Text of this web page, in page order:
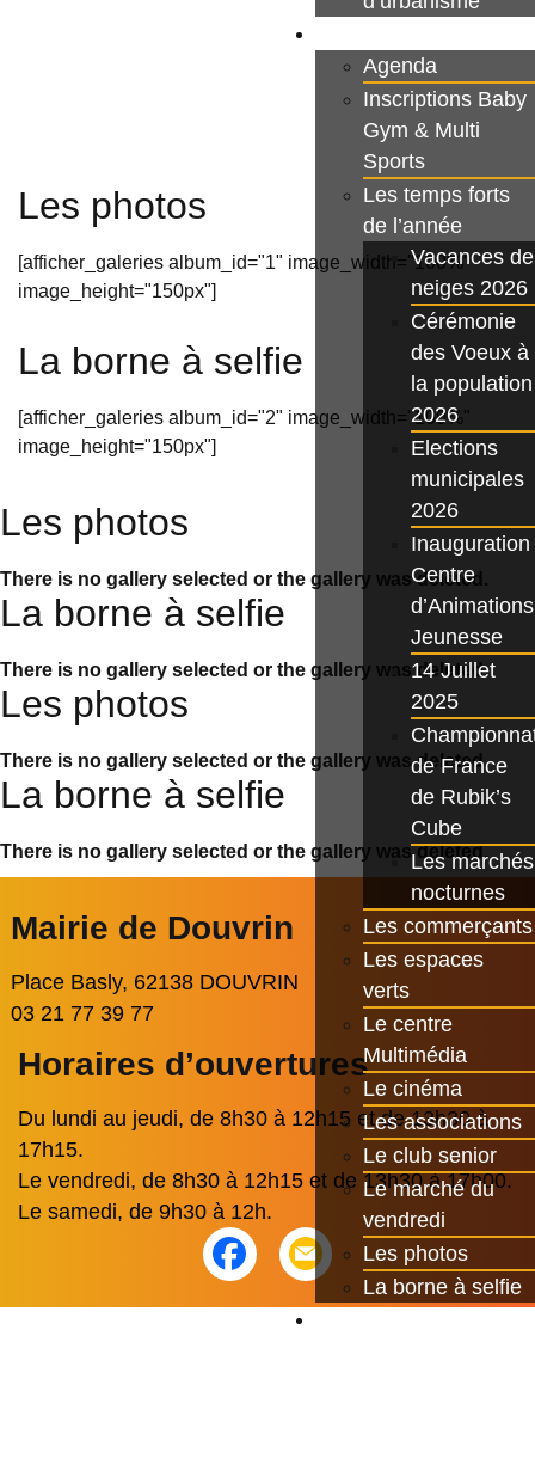
Agenda
Inscriptions Baby
Gym & Multi
Sports
Les temps forts
de l’année
Vacances de
neiges 2026
Cérémonie
des Voeux à
la population
2026
Elections
municipales
2026
Inauguration
Centre
d’Animations
Jeunesse
14 Juillet
2025
de France
de Rubik’s
Cube
Les marchés
nocturnes
Les commerçants
Les espaces
verts
Le centre
Multimédia
Le cinéma
Les associations
Le club senior
Le marché du
vendredi
Les photos
La borne à selfie
Les photos
[afficher_galeries album_id="1" image_width="100%"
image_height="150px"]
La borne à selfie
[afficher_galeries album_id="2" image_width="100%"
image_height="150px"]
Les photos
There is no gallery selected or the gallery was deleted.
La borne à selfie
There is no gallery selected or the gallery was deleted.
Les photos
There is no gallery selected or the gallery was deleted.
La borne à selfie
There is no gallery selected or the gallery was deleted.
Mairie de Douvrin
Place Basly, 62138 DOUVRIN
03 21 77 39 77
Horaires d’ouvertures
Du lundi au jeudi, de 8h30 à 12h15 et de 13h30 à
17h15.
Le vendredi, de 8h30 à 12h15 et de 13h30 à 17h00.
Le samedi, de 9h30 à 12h.